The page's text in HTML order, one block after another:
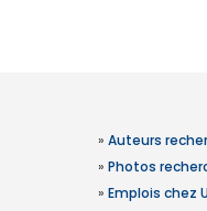
» Auteurs
» Photos
» Emplois chez